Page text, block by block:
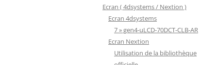
Ecran ( 4dsystems / Nextion )
Ecran 4dsystems
7 » gen4-uLCD-70DCT-CLB-AR
Ecran Nextion
Utilisation de la bibliothèque